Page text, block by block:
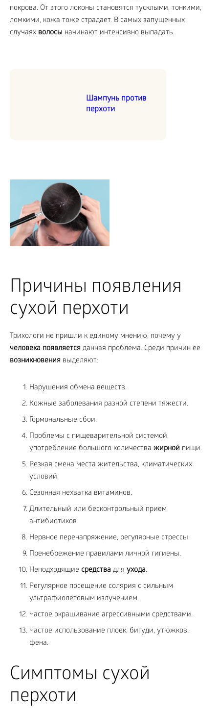
покрова. От этого локоны становятся тусклыми, тонкими,
ломкими, кожа тоже страдает. В самых запущенных
случаях волосы начинают интенсивно выпадать.
Шампунь против
перхоти
Причины появления
сухой перхоти
Трихологи не пришли к единому мнению, почему у
человека появляется данная проблема. Среди причин ее
возникновения выделяют:
Нарушения обмена веществ.
Кожные заболевания разной степени тяжести.
Гормональные сбои.
Проблемы с пищеварительной системой,
употребление большого количества жирной пищи.
Резкая смена места жительства, климатических
условий.
Сезонная нехватка витаминов.
Длительный или бесконтрольный прием
антибиотиков.
Нервное перенапряжение, регулярные стрессы.
Пренебрежение правилами личной гигиены.
Неподходящие средства для ухода.
Регулярное посещение солярия с сильным
ультрафиолетовым излучением.
Частое окрашивание агрессивными средствами.
Частое использование плоек, бигуди, утюжков,
фена.
Симптомы сухой
перхоти